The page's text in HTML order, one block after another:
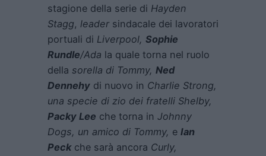
stagione della serie di Hayden
Stagg, leadersindacale dei lavoratori
portuali di Liverpool, Sophie
Rundle/Ada la quale torna nel ruolo
della sorella di Tommy, Ned
Dennehy di nuovo in Charlie Strong,
una specie di zio dei fratelli Shelby,
Packy Lee che torna in Johnny
Dogs, un amico di Tommy, e Ian
Peckche sarà ancora Curly,